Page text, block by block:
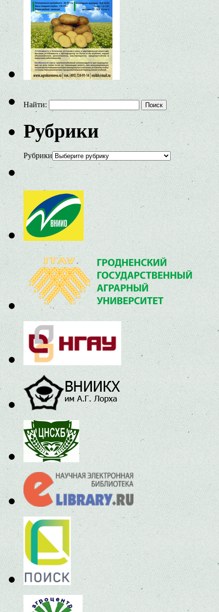
Найти:
Рубрики
Рубрики